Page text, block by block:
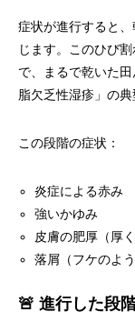
症状が進行すると
じます。このひび割
で、まるで乾いた
脂欠乏性湿疹」の典
この段階の症状：
炎症による赤み
強いかゆみ
皮膚の肥厚（厚く
落屑（フケのよ
🚨 進行した段